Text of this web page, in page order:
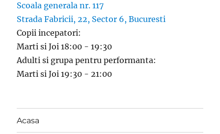
Scoala generala nr. 117
Strada Fabricii, 22, Sector 6, Bucuresti
Copii incepatori:
Marti si Joi 18:00 - 19:30
Adulti si grupa pentru performanta:
Marti si Joi 19:30 - 21:00
Acasa